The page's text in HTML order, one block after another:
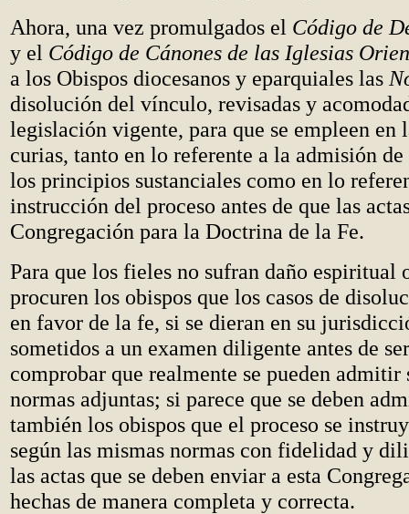
Ahora, una vez promulgados el Código de
y el Código de Cánones de las Iglesias
a los Obispos diocesanos y eparquiales las
disolución del vínculo, revisadas y
legislación vigente, para que se empleen en
curias, tanto en lo referente a la admisión de
los principios sustanciales como en lo
instrucción del proceso antes de que las
Congregación para la Doctrina de la Fe.
Para que los fieles no sufran daño espiritual
procuren los obispos que los casos de
en favor de la fe, si se dieran en su
sometidos a un examen diligente antes de
comprobar que realmente se pueden admitir
normas adjuntas; si parece que se deben
también los obispos que el proceso se
según las mismas normas con fidelidad y
las actas que se deben enviar a esta
hechas de manera completa y correcta.